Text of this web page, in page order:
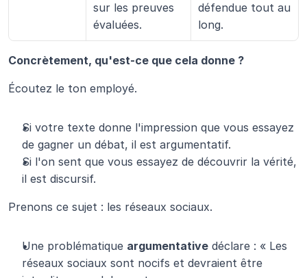
sur les preuves
évaluées.
défendue tout au
long.
Concrètement, qu'est-ce que cela donne ?
Écoutez le ton employé.
Si votre texte donne l'impression que vous essayez
de gagner un débat, il est argumentatif.
Si l'on sent que vous essayez de découvrir la vérité,
il est discursif.
Prenons ce sujet : les réseaux sociaux.
Une problématique argumentative déclare : « Les
réseaux sociaux sont nocifs et devraient être